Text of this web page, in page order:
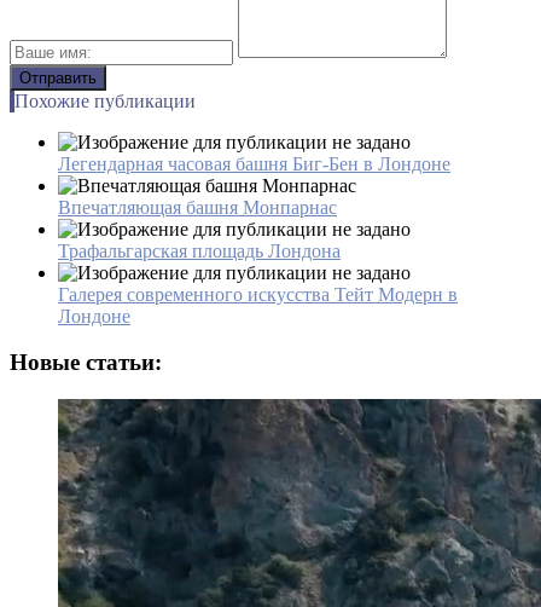
Похожие публикации
Легендарная часовая башня Биг-Бен в Лондоне
Впечатляющая башня Монпарнас
Трафальгарская площадь Лондона
Галерея современного искусства Тейт Модерн в
Лондоне
Новые статьи: